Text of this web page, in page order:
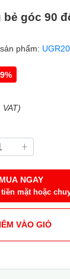
góc 90
phẩm:
MUA NGAY
mặt hoặc
VÀO GIỎ